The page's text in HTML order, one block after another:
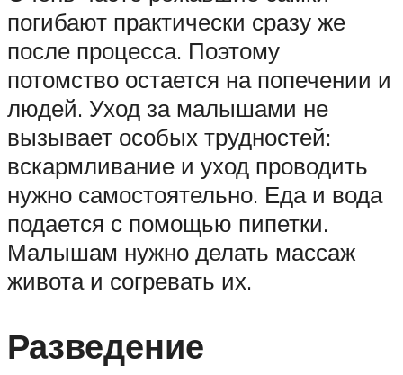
погибают практически сразу же
после процесса. Поэтому
потомство остается на попечении и
людей. Уход за малышами не
вызывает особых трудностей:
вскармливание и уход проводить
нужно самостоятельно. Еда и вода
подается с помощью пипетки.
Малышам нужно делать массаж
живота и согревать их.
Разведение